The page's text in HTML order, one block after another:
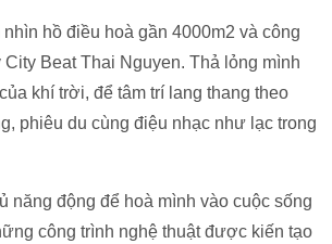
hồ điều hoà gần 4000m2 và công
Beat Thai Nguyen. Thả lỏng mình
khí trời, để tâm trí lang thang theo
phiêu du cùng điệu nhạc như lạc trong
năng động để hoà mình vào cuộc sống
công trình nghệ thuật được kiến tạo